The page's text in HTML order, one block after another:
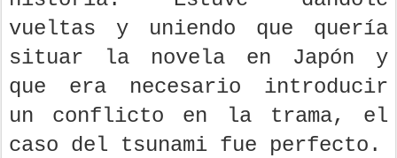
vueltas y uniendo que quería
situar la novela en Japón y
que era necesario introducir
un conflicto en la trama, el
caso del tsunami fue perfecto.